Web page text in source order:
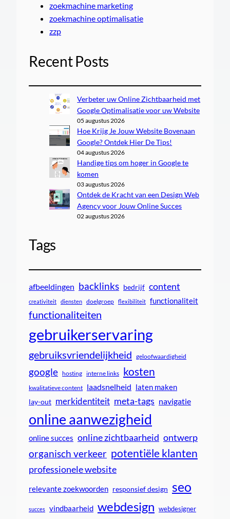
zoekmachine marketing
zoekmachine optimalisatie
zzp
Recent Posts
Verbeter uw Online Zichtbaarheid met
Google Optimalisatie voor uw Website
05 augustus 2026
Hoe Krijg Je Jouw Website Bovenaan
Google? Ontdek Hier De Tips!
04 augustus 2026
Handige tips om hoger in Google te
komen
03 augustus 2026
Ontdek de Kracht van een Design Web
Agency voor Jouw Online Succes
02 augustus 2026
Tags
afbeeldingen backlinks bedrijf content
creativiteit diensten doelgroep flexibiliteit functionaliteit
functionaliteiten
gebruikerservaring
gebruiksvriendelijkheid geloofwaardigheid
google hosting interne links kosten
kwalitatieve content laadsnelheid laten maken
lay-out merkidentiteit meta-tags navigatie
online aanwezigheid
online succes online zichtbaarheid ontwerp
organisch verkeer potentiële klanten
professionele website
relevante zoekwoorden responsief design seo
succes vindbaarheid webdesign webdesigner